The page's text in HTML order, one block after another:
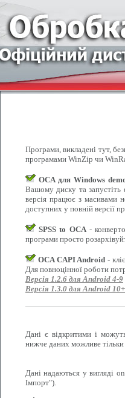
Програми, викладені тут,
програмами WinZip чи
OCA для Windows
Вашому диску та запустіть
версія працює з масивами
доступних у повній версії
SPSS to OCA-
програми просто
OCA CAPI Android -
Для повноцінної роботи
Версія 1.2.6 для Android 4-9
Версія 1.3.0 для Android 10+
Дані є відкритими і
нижче даних можливе тільки
Дані надаються у вигляді
Імпорт").